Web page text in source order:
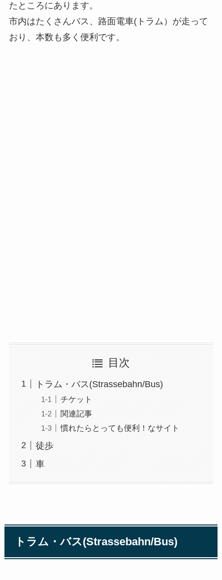
たところにあります。
市内はたくさんバス、路面電車(トラム）が走って
おり、本数も多く便利です。
目次
トラム・バス(Strassebahn/Bus)
チケット
関連記事
慣れたらとっても便利！なサイト
徒歩
車
トラム・バス(Strassebahn/Bus)